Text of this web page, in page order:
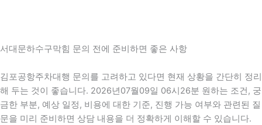
서대문하수구막힘 문의 전에 준비하면 좋은 사항
김포공항주차대행 문의를 고려하고 있다면 현재 상황을 간단히 정리
해 두는 것이 좋습니다. 2026년07월09일 06시26분 원하는 조건, 궁
금한 부분, 예상 일정, 비용에 대한 기준, 진행 가능 여부와 관련된 질
문을 미리 준비하면 상담 내용을 더 정확하게 이해할 수 있습니다.